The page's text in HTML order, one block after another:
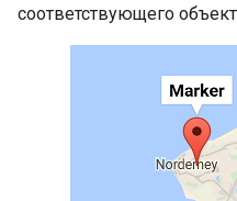
соответствующего